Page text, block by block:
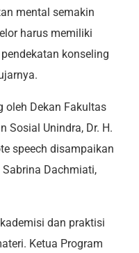
mental semakin
harus memiliki
konseling
oleh Dekan Fakultas
Sosial Unindra, Dr. H.
speech disampaikan
Sabrina Dachmiati,
dan praktisi
Ketua Program